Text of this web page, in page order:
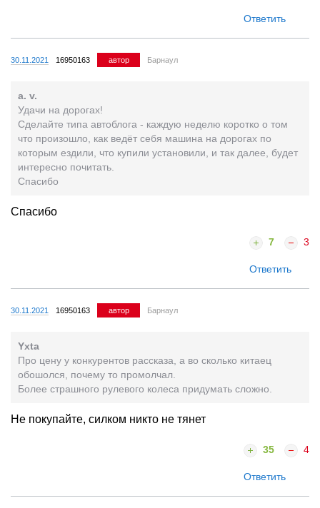
Ответить
30.11.2021 16950163 автор Барнаул
a. v.
Удачи на дорогах!
Сделайте типа автоблога - каждую неделю коротко о том
что произошло, как ведёт себя машина на дорогах по
которым ездили, что купили установили, и так далее, будет
интересно почитать.
Спасибо
Спасибо
7 3
Ответить
30.11.2021 16950163 автор Барнаул
Yxta
Про цену у конкурентов рассказа, а во сколько китаец
обошолся, почему то промолчал.
Более страшного рулевого колеса придумать сложно.
Не покупайте, силком никто не тянет
35 4
Ответить